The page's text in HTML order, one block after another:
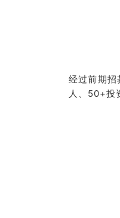
经过前期
人、 50+投